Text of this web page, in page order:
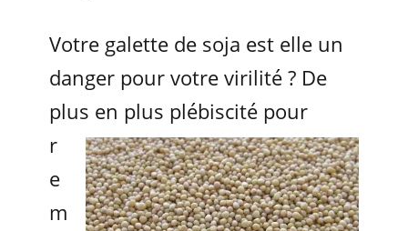
Votre galette de soja est elle un
danger pour votre virilité ? De
plus en plus plébiscité pour
r
e
m